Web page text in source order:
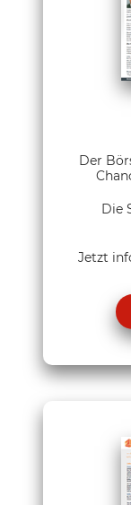
Der
Die
Jetzt